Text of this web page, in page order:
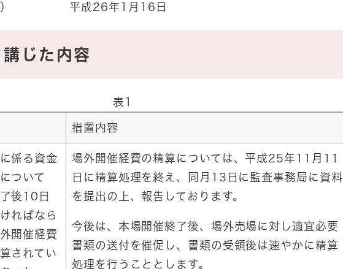
課） 平成26年1月16日
じた内容
表1
措置内容
係る資金
ついて
後10日
ればなら
開催経費
されてい
場外開催経費の精算については、平成25年11月11
日に精算処理を終え、同月13日に監査事務局に資料
を提出の上、報告しております。
今後は、本場開催終了後、場外売場に対し適宜必要
書類の送付を催促し、書類の受領後は速やかに精算
処理を行うこととします。